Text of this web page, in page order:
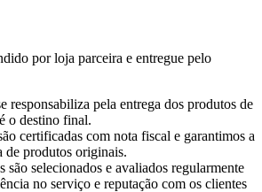
por loja parceira e entregue pelo
responsabiliza pela entrega dos produtos de
o destino final.
certificadas com nota fiscal e garantimos a
de produtos originais.
são selecionados e avaliados regularmente
no serviço e reputação com os clientes